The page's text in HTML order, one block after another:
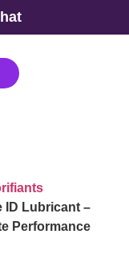
ID Lubricant –
Performance